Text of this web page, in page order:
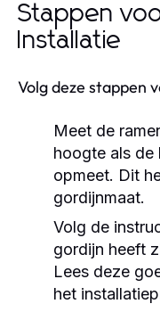
Stappen
Installatie
Volg deze stappen
Meet de
hoogte als de
opmeet. Dit
gordijnmaat.
Volg de
gordijn heeft
Lees deze
het